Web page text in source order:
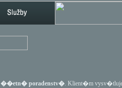
��etn� poradenstv�. Klient�m